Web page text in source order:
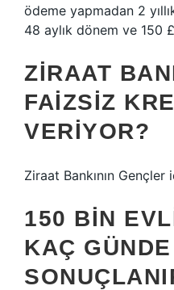
ödeme yapmadan 2
48 aylık dönem ve 150
ZIRAAT
FAIZSIZ
VERIYOR?
Ziraat Bankının Gençler
150 BIN
KAÇ GÜNDE